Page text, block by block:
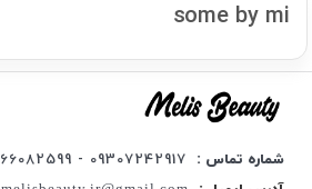
some by mi
شماره تماس :
09307242917 - 02166082599